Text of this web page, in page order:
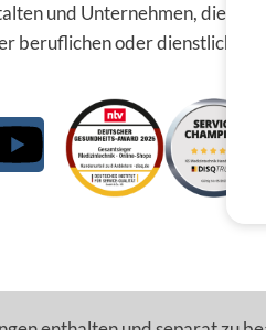
und Unternehmen, die die
beruflichen oder dienstlichen